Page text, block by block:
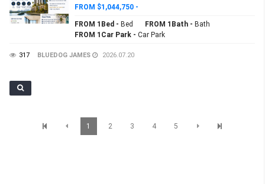
FROM $1,044,750 -
FROM 1Bed - Bed FROM 1Bath - Bath
FROM 1Car Park - Car Park
317 BLUEDOG JAMES 2026.07.20
1 2 3 4 5